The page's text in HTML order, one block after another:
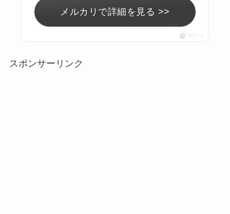
メルカリで詳細を見る >>
ポチップ
スポンサーリンク